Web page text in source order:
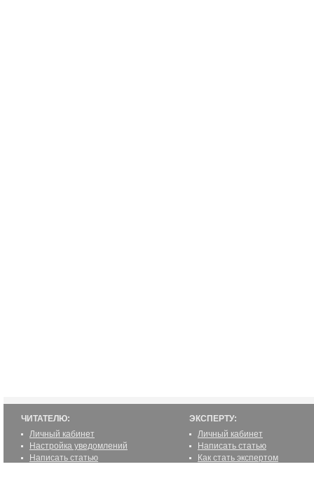
ЧИТАТЕЛЮ:
Личный кабинет
Настройка уведомлений
Написать статью
ЭКСПЕРТУ:
Личный кабинет
Написать статью
Как стать экспертом